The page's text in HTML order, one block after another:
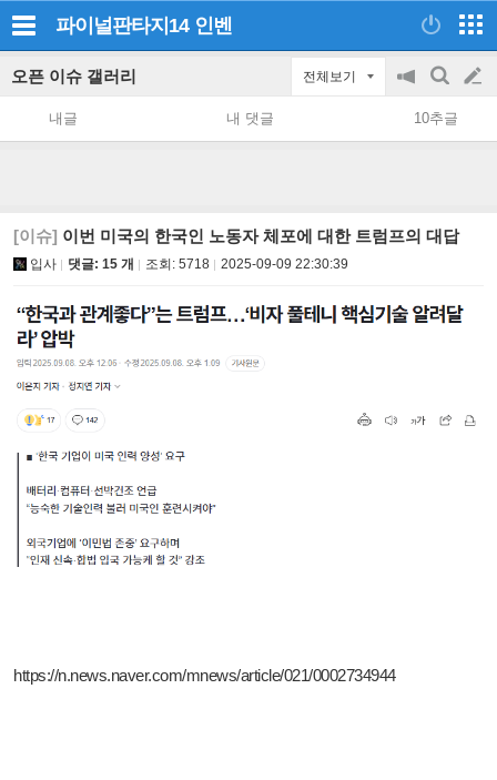
파이널판타지14 인벤
오픈 이슈 갤러리 전체보기
공
지
on/off
검
색
글
쓰
내글 내 댓글 10추글
[이슈] 이번 미국의 한국인 노동자 체포에 대한 트럼프의 대답
입사 댓글: 15 개 조회: 5718 2025-09-09 22:30:39
https://n.news.naver.com/mnews/article/021/0002734944